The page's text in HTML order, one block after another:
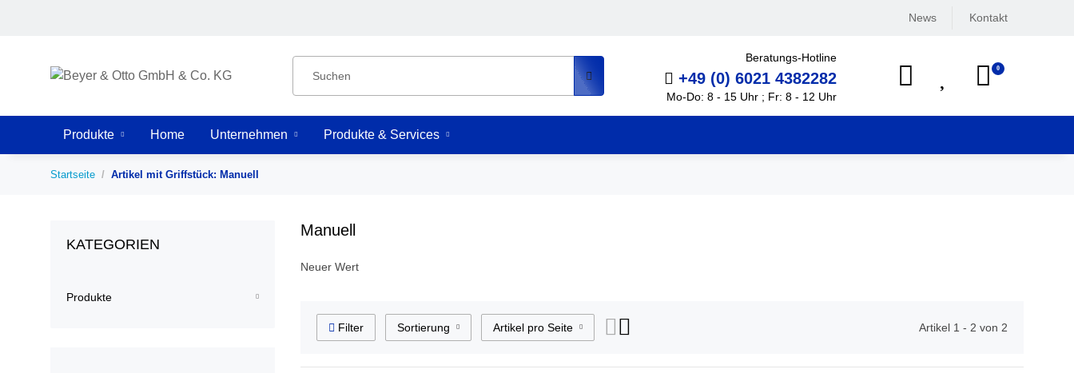
News Kontakt
Beratungs-Hotline
+49 (0) 6021 4382282
Mo-Do: 8 - 15 Uhr ; Fr: 8 - 12 Uhr
0
Produkte Home Unternehmen Produkte & Services
Startseite Artikel mit Griffstück: Manuell
Manuell
Neuer Wert
Filter Sortierung Artikel pro Seite Artikel 1 - 2 von 2
KATEGORIEN
Produkte